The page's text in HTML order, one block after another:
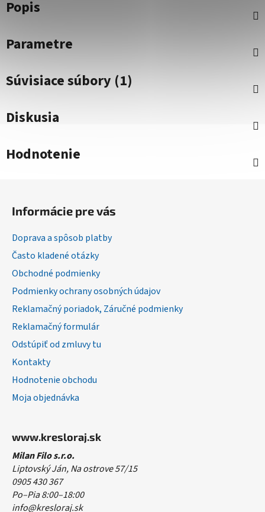
Popis
Parametre
Súvisiace súbory (1)
Diskusia
Hodnotenie
Informácie pre vás
Doprava a spôsob platby
Často kladené otázky
Obchodné podmienky
Podmienky ochrany osobných údajov
Reklamačný poriadok, Záručné podmienky
Reklamačný formulár
Odstúpiť od zmluvy tu
Kontakty
Hodnotenie obchodu
Moja objednávka
www.kresloraj.sk
Milan Filo s.r.o.
Liptovský Ján, Na ostrove 57/15
0905 430 367
Po–Pia 8:00–18:00
info@kresloraj.sk